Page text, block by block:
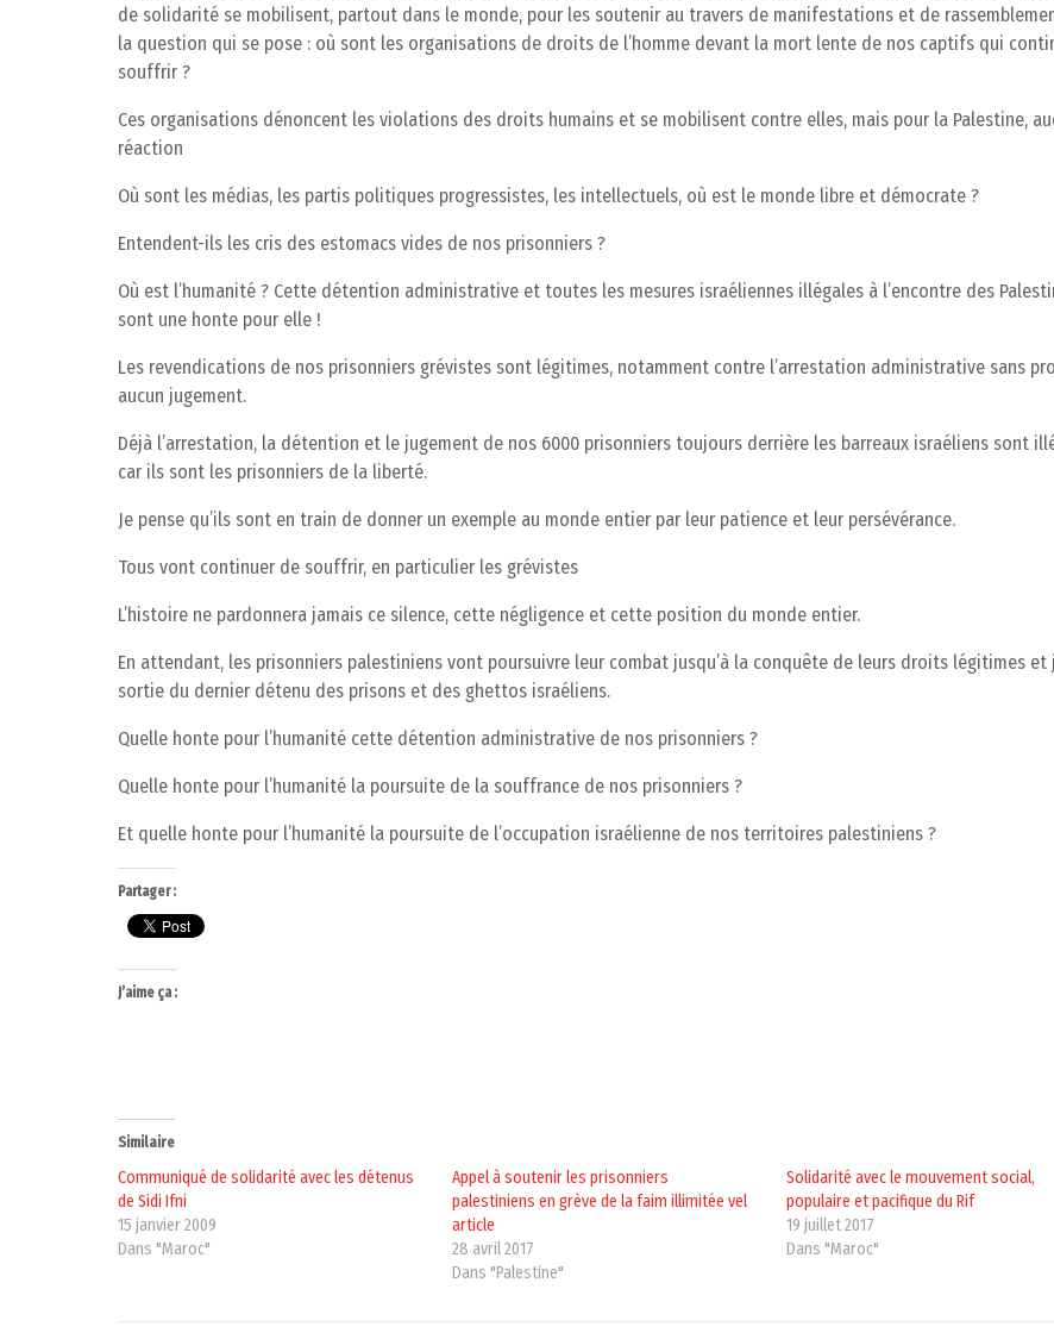
de solidarité se mobilisent, partout dans le monde, pour les soutenir au travers de manifestations et de
la question qui se pose : où sont les organisations de droits de l’homme devant la mort lente de nos captifs qui
souffrir ?
Ces organisations dénoncent les violations des droits humains et se mobilisent contre elles, mais pour la Palestine,
réaction
Où sont les médias, les partis politiques progressistes, les intellectuels, où est le monde libre et démocrate ?
Entendent-ils les cris des estomacs vides de nos prisonniers ?
Où est l’humanité ? Cette détention administrative et toutes les mesures israéliennes illégales à l’encontre des
sont une honte pour elle !
Les revendications de nos prisonniers grévistes sont légitimes, notamment contre l’arrestation administrative sans
aucun jugement.
Déjà l’arrestation, la détention et le jugement de nos 6000 prisonniers toujours derrière les barreaux israéliens sont
car ils sont les prisonniers de la liberté.
Je pense qu’ils sont en train de donner un exemple au monde entier par leur patience et leur persévérance.
Tous vont continuer de souffrir, en particulier les grévistes
L’histoire ne pardonnera jamais ce silence, cette négligence et cette position du monde entier.
En attendant, les prisonniers palestiniens vont poursuivre leur combat jusqu’à la conquête de leurs droits légitimes et
sortie du dernier détenu des prisons et des ghettos israéliens.
Quelle honte pour l’humanité cette détention administrative de nos prisonniers ?
Quelle honte pour l’humanité la poursuite de la souffrance de nos prisonniers ?
Et quelle honte pour l’humanité la poursuite de l’occupation israélienne de nos territoires palestiniens ?
Partager :
J’aime ça :
Similaire
Communiqué de solidarité avec les détenus
de Sidi Ifni
15 janvier 2009
Dans "Maroc"
Appel à soutenir les prisonniers
palestiniens en grève de la faim illimitée vel
article
28 avril 2017
Dans "Palestine"
Solidarité avec le mouvement social,
populaire et pacifique du Rif
19 juillet 2017
Dans "Maroc"